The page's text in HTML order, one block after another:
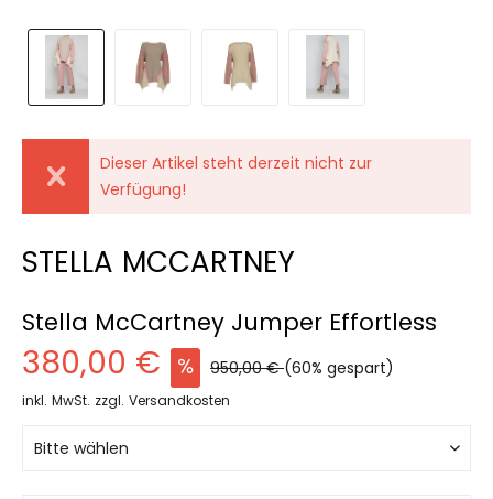
Dieser Artikel steht derzeit nicht zur
Verfügung!
STELLA MCCARTNEY
Stella McCartney Jumper Effortless
380,00 € 950,00 €(60% gespart)
inkl. MwSt. zzgl. Versandkosten